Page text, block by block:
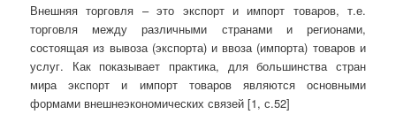
Внешняя торговля – это экспорт и импорт товаров, т.е.
торговля между различными странами и регионами,
состоящая из вывоза (экспорта) и ввоза (импорта) товаров и
услуг. Как показывает практика, для большинства стран
мира экспорт и импорт товаров являются основными
формами внешнеэкономических связей [1, с.52]